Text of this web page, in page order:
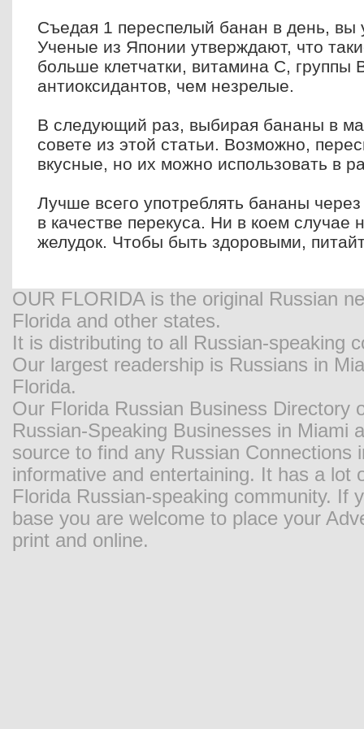
Съедая 1 переспелый банан в день, вы
Ученые из Японии утверждают, что
больше клетчатки, витамина С, группы
антиоксидантов, чем незрелые.
В следующий раз, выбирая бананы в
совете из этой статьи. Возможно,
вкусные, но их можно использовать в
Лучше всего употреблять бананы
в качестве перекуса. Ни в коем случае
желудок. Чтобы быть здоровыми,
OUR FLORIDA is the original Russian
Florida and other states.
It is distributing to all Russian-speaking
Our largest readership is Russians in
Florida.
Our Florida Russian Business Directory
Russian-Speaking Businesses in Miami
source to find any Russian
informative and entertaining. It has a
Florida Russian-speaking community. If
base you are welcome to place your
print and online.